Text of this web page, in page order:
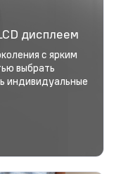
дисплеем
с ярким
выбрать
индивидуальные